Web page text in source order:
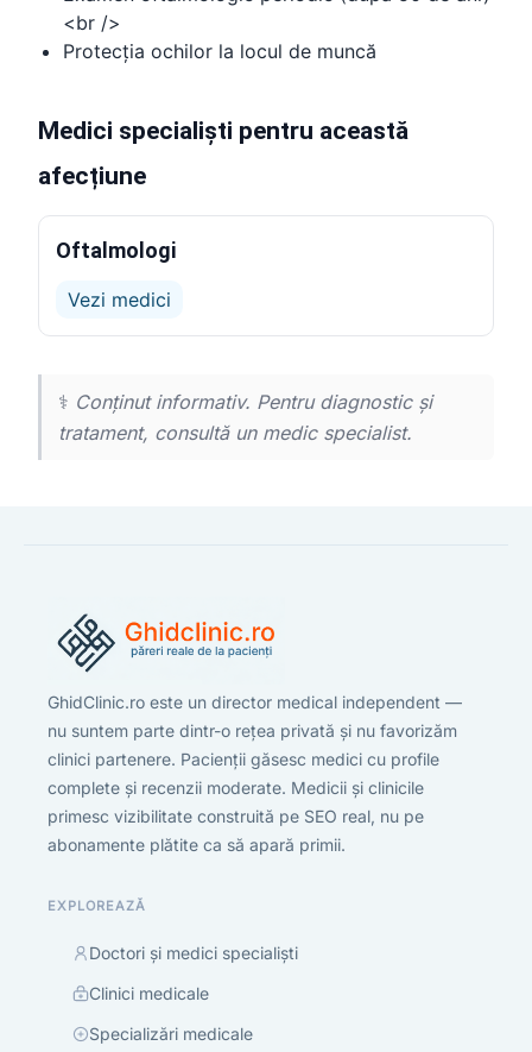
<br />
Protecția ochilor la locul de muncă
Medici specialiști pentru această
afecțiune
Oftalmologi
Vezi medici
⚕️ Conținut informativ. Pentru diagnostic și
tratament, consultă un medic specialist.
GhidClinic.ro este un director medical independent —
nu suntem parte dintr-o rețea privată și nu favorizăm
clinici partenere. Pacienții găsesc medici cu profile
complete și recenzii moderate. Medicii și clinicile
primesc vizibilitate construită pe SEO real, nu pe
abonamente plătite ca să apară primii.
EXPLOREAZĂ
Doctori și medici specialiști
Clinici medicale
Specializări medicale